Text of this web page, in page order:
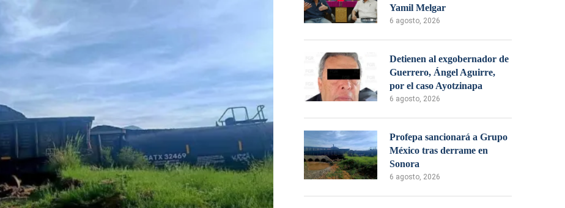
Yamil Melgar
6 agosto, 2026
Detienen al exgobernador de
Guerrero, Ángel Aguirre,
por el caso Ayotzinapa
6 agosto, 2026
Profepa sancionará a Grupo
México tras derrame en
Sonora
6 agosto, 2026